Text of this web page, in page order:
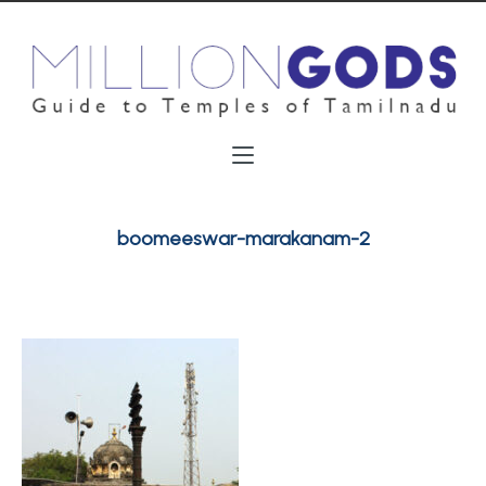
boomeeswar-marakanam-2